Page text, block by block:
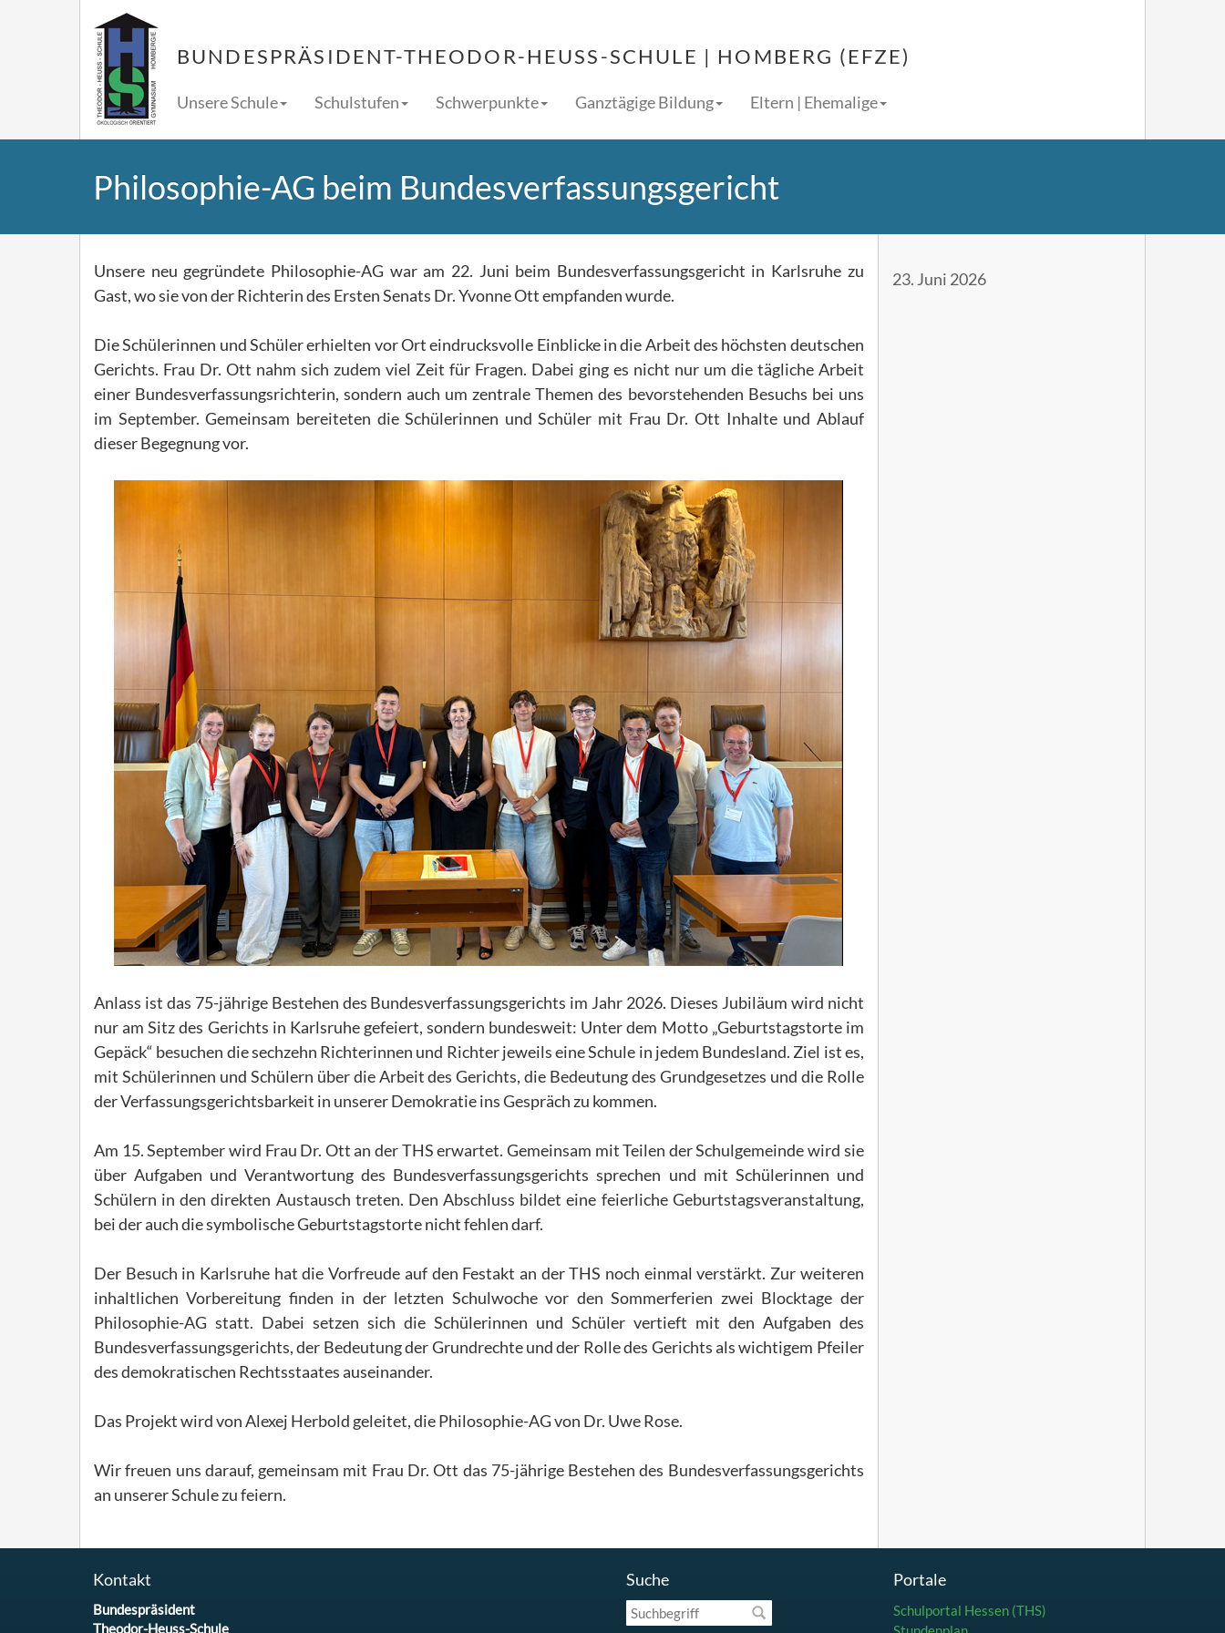
BUNDESPRÄSIDENT-THEODOR-HEUSS-SCHULE | HOMBERG (EFZE)
Unsere Schule Schulstufen Schwerpunkte Ganztägige Bildung Eltern | Ehemalige
Philosophie-AG beim Bundesverfassungsgericht
Unsere neu gegründete Philosophie-AG war am 22. Juni beim Bundesverfassungsgericht in Karlsruhe zu
Gast, wo sie von der Richterin des Ersten Senats Dr. Yvonne Ott empfanden wurde.
Die Schülerinnen und Schüler erhielten vor Ort eindrucksvolle Einblicke in die Arbeit des höchsten deutschen
Gerichts. Frau Dr. Ott nahm sich zudem viel Zeit für Fragen. Dabei ging es nicht nur um die tägliche Arbeit
einer Bundesverfassungsrichterin, sondern auch um zentrale Themen des bevorstehenden Besuchs bei uns
im September. Gemeinsam bereiteten die Schülerinnen und Schüler mit Frau Dr. Ott Inhalte und Ablauf
dieser Begegnung vor.
Anlass ist das 75-jährige Bestehen des Bundesverfassungsgerichts im Jahr 2026. Dieses Jubiläum wird nicht
nur am Sitz des Gerichts in Karlsruhe gefeiert, sondern bundesweit: Unter dem Motto „Geburtstagstorte im
Gepäck“ besuchen die sechzehn Richterinnen und Richter jeweils eine Schule in jedem Bundesland. Ziel ist es,
mit Schülerinnen und Schülern über die Arbeit des Gerichts, die Bedeutung des Grundgesetzes und die Rolle
der Verfassungsgerichtsbarkeit in unserer Demokratie ins Gespräch zu kommen.
Am 15. September wird Frau Dr. Ott an der THS erwartet. Gemeinsam mit Teilen der Schulgemeinde wird sie
über Aufgaben und Verantwortung des Bundesverfassungsgerichts sprechen und mit Schülerinnen und
Schülern in den direkten Austausch treten. Den Abschluss bildet eine feierliche Geburtstagsveranstaltung,
bei der auch die symbolische Geburtstagstorte nicht fehlen darf.
Der Besuch in Karlsruhe hat die Vorfreude auf den Festakt an der THS noch einmal verstärkt. Zur weiteren
inhaltlichen Vorbereitung finden in der letzten Schulwoche vor den Sommerferien zwei Blocktage der
Philosophie-AG statt. Dabei setzen sich die Schülerinnen und Schüler vertieft mit den Aufgaben des
Bundesverfassungsgerichts, der Bedeutung der Grundrechte und der Rolle des Gerichts als wichtigem Pfeiler
des demokratischen Rechtsstaates auseinander.
Das Projekt wird von Alexej Herbold geleitet, die Philosophie-AG von Dr. Uwe Rose.
Wir freuen uns darauf, gemeinsam mit Frau Dr. Ott das 75-jährige Bestehen des Bundesverfassungsgerichts
an unserer Schule zu feiern.
23. Juni 2026
Suche
Suchbegriff
Portale
Schulportal Hessen (THS)
Kontakt
Bundespräsident
Theodor-Heuss-Schule